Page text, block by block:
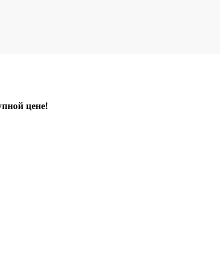
цене!